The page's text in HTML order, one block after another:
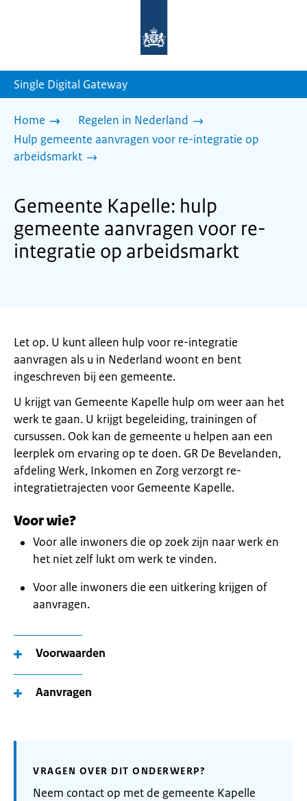
homepage
Single Digital Gateway
Home
Regelen in Nederland
Hulp gemeente aanvragen voor re-integratie op
arbeidsmarkt
Gemeente Kapelle: hulp
gemeente aanvragen voor re-
integratie op arbeidsmarkt
Let op. U kunt alleen hulp voor re-integratie
aanvragen als u in Nederland woont en bent
ingeschreven bij een gemeente.
U krijgt van Gemeente Kapelle hulp om weer aan het
werk te gaan. U krijgt begeleiding, trainingen of
cursussen. Ook kan de gemeente u helpen aan een
leerplek om ervaring op te doen. GR De Bevelanden,
afdeling Werk, Inkomen en Zorg verzorgt re-
integratietrajecten voor Gemeente Kapelle.
Voor wie?
Voor alle inwoners die op zoek zijn naar werk en
het niet zelf lukt om werk te vinden.
Voor alle inwoners die een uitkering krijgen of
aanvragen.
Voorwaarden
Aanvragen
VRAGEN OVER DIT ONDERWERP?
Neem contact op met de gemeente Kapelle